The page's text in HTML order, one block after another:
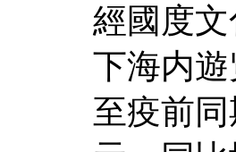
經國度
下海内
至疫前同